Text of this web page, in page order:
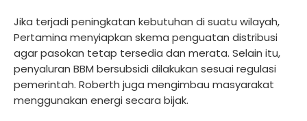
Jika terjadi peningkatan kebutuhan di suatu wilayah,
Pertamina menyiapkan skema penguatan distribusi
agar pasokan tetap tersedia dan merata. Selain itu,
penyaluran BBM bersubsidi dilakukan sesuai regulasi
pemerintah. Roberth juga mengimbau masyarakat
menggunakan energi secara bijak.